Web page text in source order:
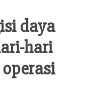
daya
hari